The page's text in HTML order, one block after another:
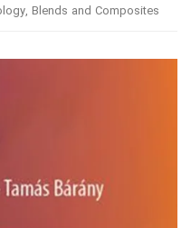
Blends and Composites